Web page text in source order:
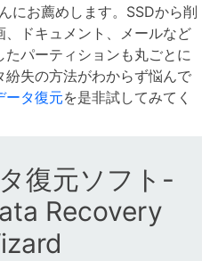
にお薦めします。SSDから削
ドキュメント、メールなど
パーティションも丸ごとに
失の方法がわからず悩んで
ータ復元を是非試してみてく
復元ソフト-
Recovery